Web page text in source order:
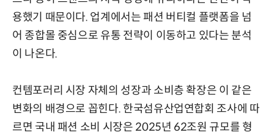
용했기 때문이다. 업계에서는 패션 버티컬 플랫폼을 넘
어 종합몰 중심으로 유통 전략이 이동하고 있다는 분석
이 나온다.
컨템포러리 시장 자체의 성장과 소비층 확장은 이 같은
변화의 배경으로 꼽힌다. 한국섬유산업연합회 조사에 따
르면 국내 패션 소비 시장은 2025년 62조원 규모를 형